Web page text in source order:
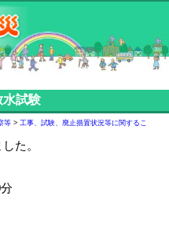
水試験
等 > 工事、試験、廃止措置状況等に関するこ
た。